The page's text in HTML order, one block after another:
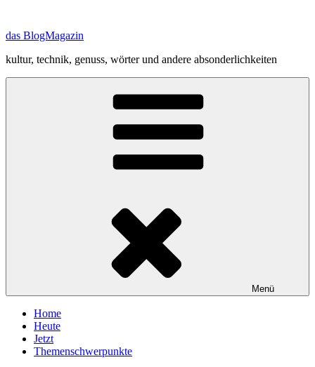
springen
das BlogMagazin
kultur, technik, genuss, wörter und andere absonderlichkeiten
Menü
Home
Heute
Jetzt
Themenschwerpunkte